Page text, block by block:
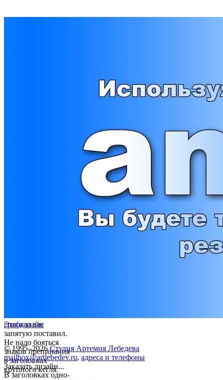
Это я за вас
запятую поставил.
Не надо бояться
знаков препинания
в заголовках
крупного кегля.
В заголовках одно-
графдизайн
© 1995–2026 Студия Артемия Лебедева
mailbox@artlebedev.ru, адреса и телефоны
Заказать дизайн...